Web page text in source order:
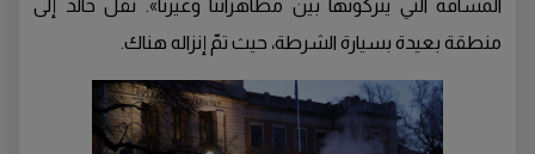
المسافة التي يتركونها بين مظاهراتنا وغيرنا». نُقل خالد إلى
منطقة بعيدة بسيارة الشرطة، حيث تمّ إنزاله هناك.